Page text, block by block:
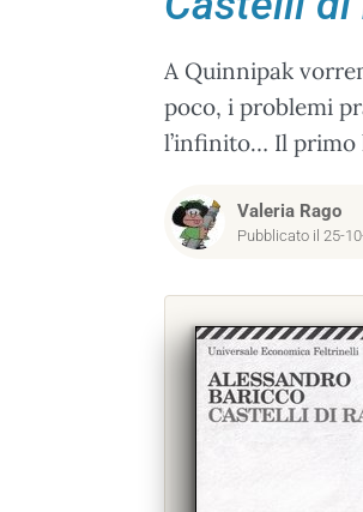
A Quinnipak
poco, i problemi
l’infinito… Il primo
Valeria Rago
Pubblicato il 25-